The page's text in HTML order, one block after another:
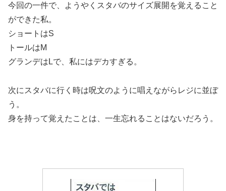
今回の一件で、ようやくスタバのサイズ展開を覚えること
ができた私。
ショートはS
トールはM
グランデはLで、私にはデカすぎる。
次にスタバに行く時は呪文のように唱えながらレジに並ぼ
う。
身を持って覚えたことは、一生忘れることはないだろう。